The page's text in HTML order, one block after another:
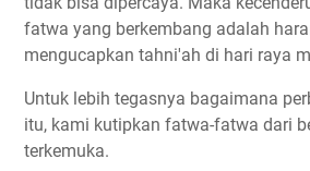
fatwa yang berkembang adalah
mengucapkan tahni'ah di hari raya
Untuk lebih tegasnya bagaimana
itu, kami kutipkan fatwa-fatwa dari
terkemuka.